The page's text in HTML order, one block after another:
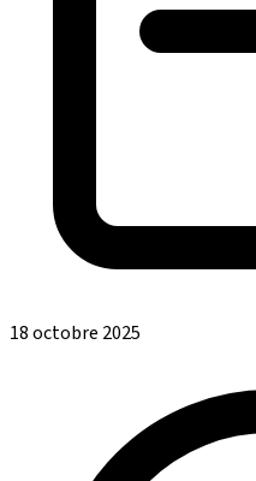
18 octobre 2025